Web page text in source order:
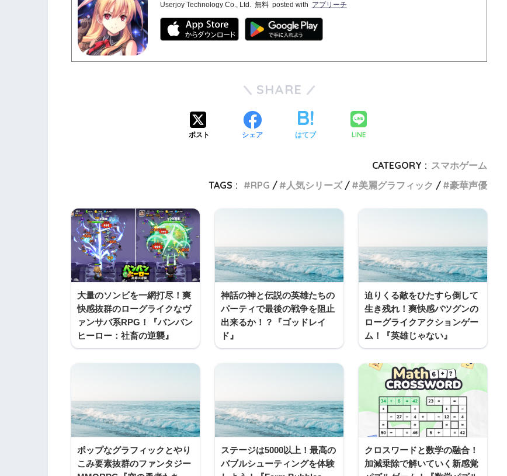
Userjoy Technology Co., Ltd. 無料 posted with アプリーチ
SHARE
ポスト シェア はてブ LINE
CATEGORY : スマホゲーム
TAGS :
RPG 人気シリーズ 美麗グラフィック 豪華声優
大量のソンビを一網打尽！爽
快感抜群のローグライクなヴ
ァンサバ系RPG！『バンバン
ヒーロー：社畜の逆襲』
神話の神と伝説の英雄たちの
パーティで最後の戦争を阻止
出来るか！？『ゴッドレイ
ド』
迫りくる敵をひたすら倒して
生き残れ！爽快感バツグンの
ローグライクアクションゲー
ム！『英雄じゃない』
ポップなグラフィックとやり
こみ要素抜群のファンタジー
ステージは5000以上！最高の
バブルシューティングを体験
クロスワードと数学の融合！
加減乗除で解いていく新感覚